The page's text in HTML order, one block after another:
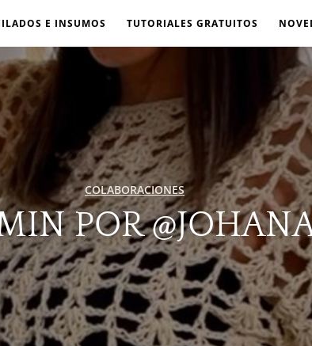
E INSUMOS TUTORIALES GRATUITOS
COLABORACIONES
POR